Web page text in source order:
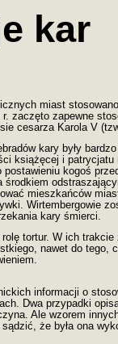
kar
miast
r. zaczęto zapewne
cesarza Karola V
kary były
książęcej i
postawieniu kogoś
środkiem
mieszkańców
Wirtembergowie
kary śmierci.
tortur. W ich trakcie
nawet do tego,
informacji o
Dwa przypadki
Ale wzorem
że była ona